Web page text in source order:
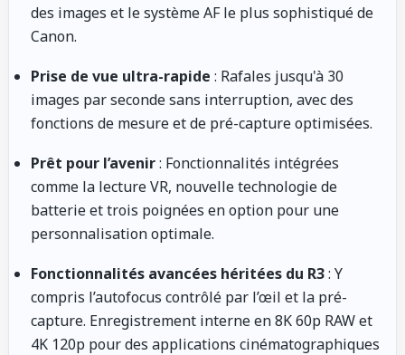
des images et le système AF le plus sophistiqué de
Canon.
Prise de vue ultra-rapide : Rafales jusqu'à 30
images par seconde sans interruption, avec des
fonctions de mesure et de pré-capture optimisées.
Prêt pour l’avenir: Fonctionnalités intégrées
comme la lecture VR, nouvelle technologie de
batterie et trois poignées en option pour une
personnalisation optimale.
Fonctionnalités avancées héritées du R3: Y
compris l’autofocus contrôlé par l’œil et la pré-
capture. Enregistrement interne en 8K 60p RAW et
4K 120p pour des applications cinématographiques